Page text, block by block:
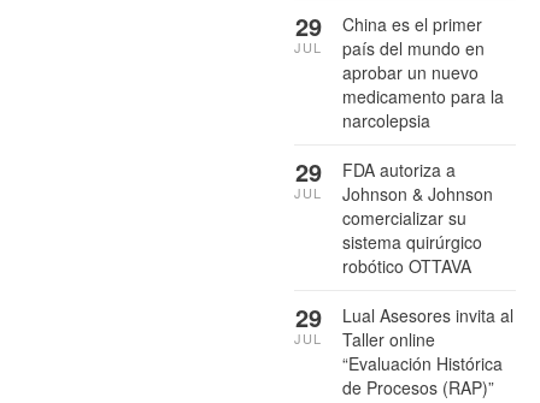
China es el primer
país del mundo en
aprobar un nuevo
medicamento para la
narcolepsia
29
JUL
FDA autoriza a
Johnson & Johnson
comercializar su
sistema quirúrgico
robótico OTTAVA
29
JUL
Lual Asesores invita al
Taller online
“Evaluación Histórica
de Procesos (RAP)”
29
JUL